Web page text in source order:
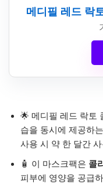
메디필 레드 락
🌟 메디필 레드 락토
습을 동시에 제공하
사용 시 약 한 달간
🧴 이 마스크팩은 콜
피부에 영양을 공급